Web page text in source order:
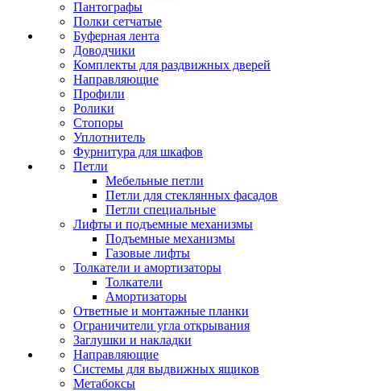
Пантографы
Полки сетчатые
Буферная лента
Доводчики
Комплекты для раздвижных дверей
Направляющие
Профили
Ролики
Стопоры
Уплотнитель
Фурнитура для шкафов
Петли
Мебельные петли
Петли для стеклянных фасадов
Петли специальные
Лифты и подъемные механизмы
Подъемные механизмы
Газовые лифты
Толкатели и амортизаторы
Толкатели
Амортизаторы
Ответные и монтажные планки
Ограничители угла открывания
Заглушки и накладки
Направляющие
Системы для выдвижных ящиков
Метабоксы